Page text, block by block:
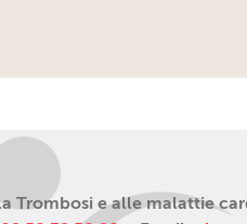
Trombosi e alle malattie